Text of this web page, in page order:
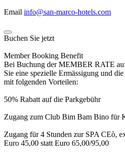
Email info@san-marco-hotels.com
Buchen Sie jetzt
Member Booking Benefit
Bei Buchung der MEMBER RATE
Sie eine spezielle Ermässigung und
mit folgenden Vorteilen:
50% Rabatt auf die Parkgebühr
Zugang zum Club Bim Bam Bino für
Zugang für 4 Stunden zur SPA CEò,
Euro 45,00 statt Euro 65,00/95,00